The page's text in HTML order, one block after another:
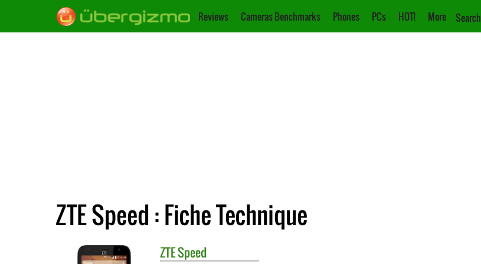
Reviews Cameras Benchmarks Phones PCs HOT! More Search
ZTE Speed : Fiche Technique
ZTESpeed